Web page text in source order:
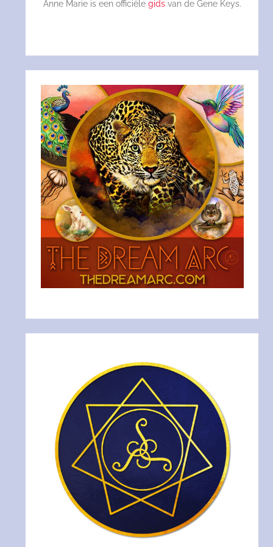
Anne Marie is een officiële gidsvan de Gene Keys.